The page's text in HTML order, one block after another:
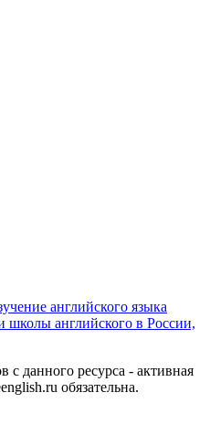
английского языка
школы английского в России,
с данного ресурса - активная
обязательна.